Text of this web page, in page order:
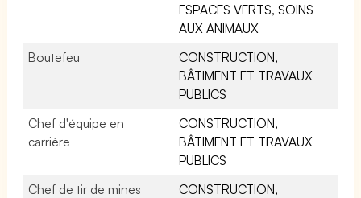
ESPACES VERTS, SOINS
AUX ANIMAUX
Boutefeu
CONSTRUCTION,
BÂTIMENT ET TRAVAUX
PUBLICS
Chef d'équipe en
carrière
CONSTRUCTION,
BÂTIMENT ET TRAVAUX
PUBLICS
Chef de tir de mines
CONSTRUCTION,